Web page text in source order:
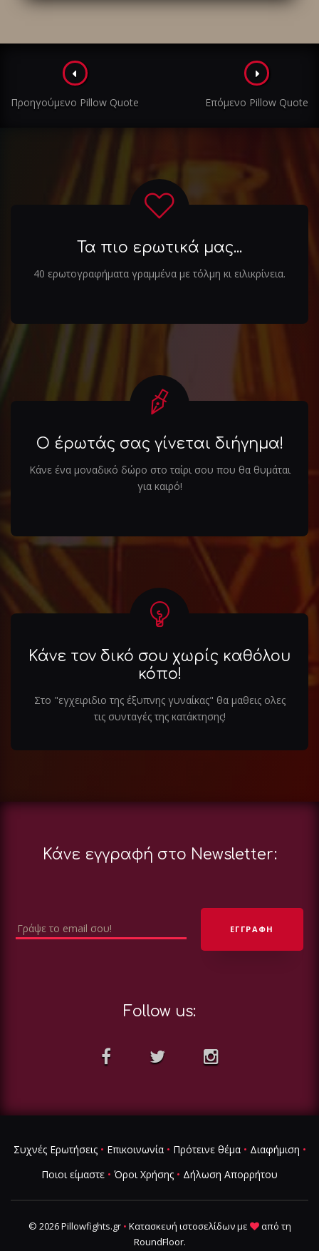
Πλοήγηση
στα
άρθρα
Προηγούμενο Pillow Quote Επόμενο Pillow Quote
Τα πιο ερωτικά μας...
40 ερωτογραφήματα γραμμένα με τόλμη κι ειλικρίνεια.
Ο έρωτάς σας γίνεται διήγημα!
Κάνε ένα μοναδικό δώρο στο ταίρι σου που θα θυμάται
για καιρό!
Κάνε τον δικό σου χωρίς καθόλου
κόπο!
Στο "εγχειριδιο της έξυπνης γυναίκας" θα μαθεις ολες
τις συνταγές της κατάκτησης!
Κάνε εγγραφή στο Newsletter:
Follow us:
Συχνές Ερωτήσεις• Επικοινωνία• Πρότεινε θέμα• Διαφήμιση •
Ποιοι είμαστε • Όροι Χρήσης • Δήλωση Απορρήτου
© 2026 Pillowfights.gr • Κατασκευή ιστοσελίδωνμε
από τη
RoundFloor.